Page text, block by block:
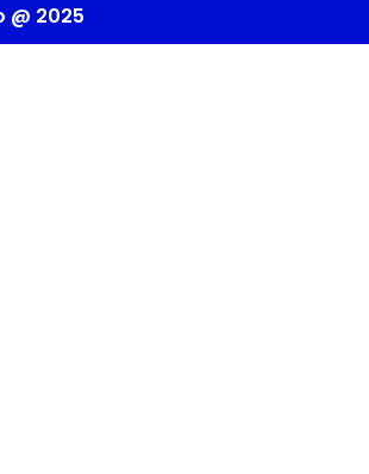
@ 2025